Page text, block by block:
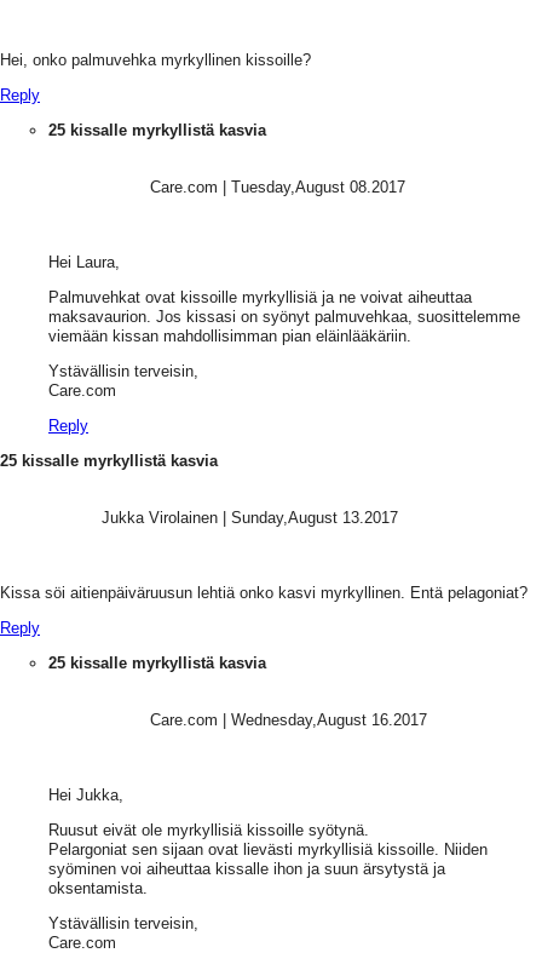
Hei, onko palmuvehka myrkyllinen kissoille?
Reply
25 kissalle myrkyllistä kasvia
Care.com Tuesday,August 08.2017
Hei Laura,
Palmuvehkat ovat kissoille myrkyllisiä ja ne voivat aiheuttaa
maksavaurion. Jos kissasi on syönyt palmuvehkaa, suosittelemme
viemään kissan mahdollisimman pian eläinlääkäriin.
Ystävällisin terveisin,
Care.com
Reply
25 kissalle myrkyllistä kasvia
Jukka Virolainen Sunday,August 13.2017
Kissa söi aitienpäiväruusun lehtiä onko kasvi myrkyllinen. Entä pelagoniat?
Reply
25 kissalle myrkyllistä kasvia
Care.com Wednesday,August 16.2017
Hei Jukka,
Ruusut eivät ole myrkyllisiä kissoille syötynä.
Pelargoniat sen sijaan ovat lievästi myrkyllisiä kissoille. Niiden
syöminen voi aiheuttaa kissalle ihon ja suun ärsytystä ja
oksentamista.
Ystävällisin terveisin,
Care.com